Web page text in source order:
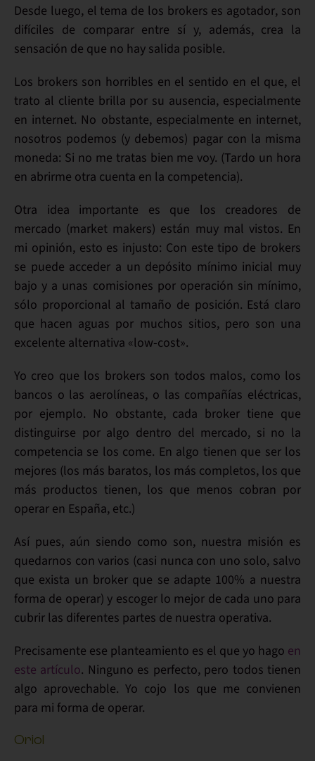
Desde luego, el tema de los brokers es agotador, son
difíciles de comparar entre sí y, además, crea la
sensación de que no hay salida posible.
Los brokers son horribles en el sentido en el que, el
trato al cliente brilla por su ausencia, especialmente
en internet. No obstante, especialmente en internet,
nosotros podemos (y debemos) pagar con la misma
moneda: Si no me tratas bien me voy. (Tardo un hora
en abrirme otra cuenta en la competencia).
Otra idea importante es que los creadores de
mercado (market makers) están muy mal vistos. En
mi opinión, esto es injusto: Con este tipo de brokers
se puede acceder a un depósito mínimo inicial muy
bajo y a unas comisiones por operación sin mínimo,
sólo proporcional al tamaño de posición. Está claro
que hacen aguas por muchos sitios, pero son una
excelente alternativa «low-cost».
Yo creo que los brokers son todos malos, como los
bancos o las aerolíneas, o las compañías eléctricas,
por ejemplo. No obstante, cada broker tiene que
distinguirse por algo dentro del mercado, si no la
competencia se los come. En algo tienen que ser los
mejores (los más baratos, los más completos, los que
más productos tienen, los que menos cobran por
operar en España, etc.)
Así pues, aún siendo como son, nuestra misión es
quedarnos con varios (casi nunca con uno solo, salvo
que exista un broker que se adapte 100% a nuestra
forma de operar)y escoger lo mejor de cada uno para
cubrir las diferentes partes de nuestra operativa.
Precisamente ese planteamiento es el que yo hago en
este artículo. Ninguno es perfecto, pero todos tienen
algo aprovechable. Yo cojo los que me convienen
para mi forma de operar.
Oriol